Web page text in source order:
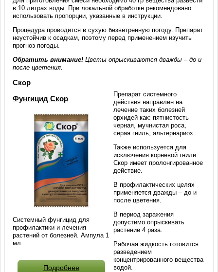
в 10 литрах воды. При локальной обработке рекомендовано
использовать пропорции, указанные в инструкции.
Процедура проводится в сухую безветренную погоду. Препарат
неустойчив к осадкам, поэтому перед применением изучить
прогноз погоды.
Обратить внимание!Цветы опрыскиваются дважды – до и
после цветения.
Скор
Фунгицид Скор
Системный фунгицид для
профилактики и лечения
растений от болезней. Ампула 1
мл.
Подробнее
Препарат системного
действия направлен на
лечение таких болезней
орхидей как: пятнистость
черная, мучнистая роса,
серая гниль, альтернариоз.
Также используется для
исключения корневой гнили.
Скор имеет пролонгированное
действие.
В профилактических целях
применяется дважды – до и
после цветения.
В период заражения
допустимо опрыскивать
растение 4 раза.
Рабочая жидкость готовится
разведением
концентрированного вещества
водой.